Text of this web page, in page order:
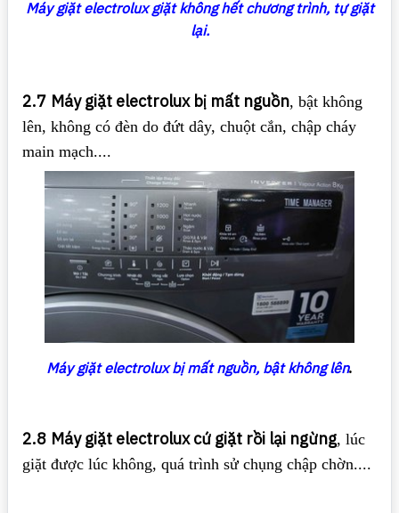
Máy giặt electrolux giặt không hết chương trình, tự giặt
lại.
2.7 Máy giặt electrolux bị mất nguồn, bật không
lên, không có đèn do đứt dây, chuột cắn, chập cháy
main mạch....
Máy giặt electrolux bị mất nguồn, bật không lên.
2.8 Máy giặt electrolux cứ giặt rồi lại ngừng, lúc
giặt được lúc không, quá trình sử chụng chập chờn....